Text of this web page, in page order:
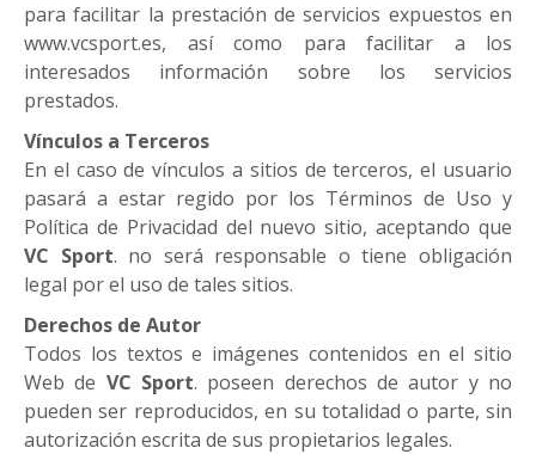
para facilitar la prestación de servicios expuestos en
www.vcsport.es, así como para facilitar a los
interesados información sobre los servicios
prestados.
Vínculos a Terceros
En el caso de vínculos a sitios de terceros, el usuario
pasará a estar regido por los Términos de Uso y
Política de Privacidad del nuevo sitio, aceptando que
VC Sport. no será responsable o tiene obligación
legal por el uso de tales sitios.
Derechos de Autor
Todos los textos e imágenes contenidos en el sitio
Web de VC Sport. poseen derechos de autor y no
pueden ser reproducidos, en su totalidad o parte, sin
autorización escrita de sus propietarios legales.